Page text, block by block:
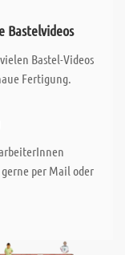
Bastelvideos
Bastel-Videos
Fertigung.
per Mail oder